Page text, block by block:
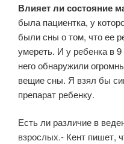
Влияет ли состояние
была пациентка, у
были сны о том, что ее
умереть. И у ребенка в
него обнаружили
вещие сны. Я взял бы
препарат ребенку.
Есть ли различие в
взрослых.- Кент пишет,